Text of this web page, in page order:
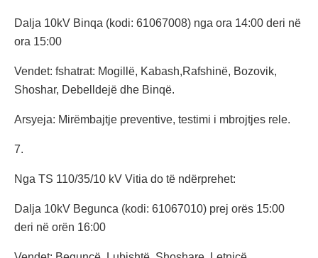
Dalja 10kV Binqa (kodi: 61067008) nga ora 14:00 deri në
ora 15:00
Vendet: fshatrat: Mogillë, Kabash,Rafshinë, Bozovik,
Shoshar, Debelldejë dhe Binqë.
Arsyeja: Mirëmbajtje preventive, testimi i mbrojtjes rele.
7.
Nga TS 110/35/10 kV Vitia do të ndërprehet:
Dalja 10kV Begunca (kodi: 61067010) prej orës 15:00
deri në orën 16:00